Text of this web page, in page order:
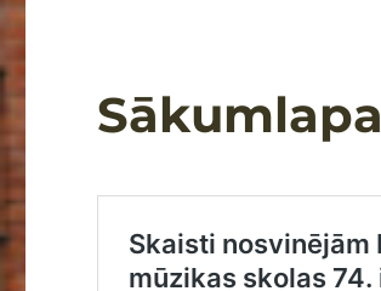
Sākumlapa